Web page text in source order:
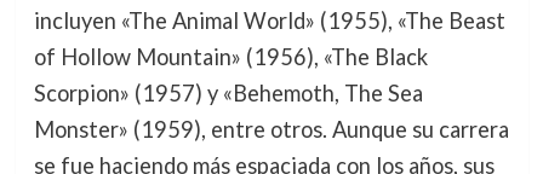
incluyen «The Animal World» (1955), «The Beast
of Hollow Mountain» (1956), «The Black
Scorpion» (1957) y «Behemoth, The Sea
Monster» (1959), entre otros. Aunque su carrera
se fue haciendo más espaciada con los años, sus